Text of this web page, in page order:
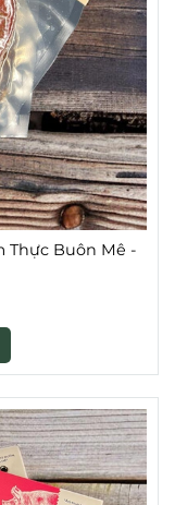
Thực Buôn Mê -